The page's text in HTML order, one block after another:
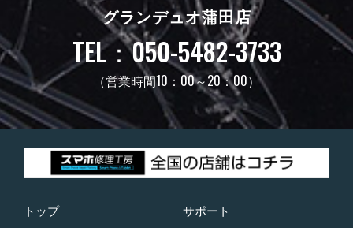
グランデュオ蒲田店
TEL：050-5482-3733
（営業時間10：00～20：00）
トップ サポート